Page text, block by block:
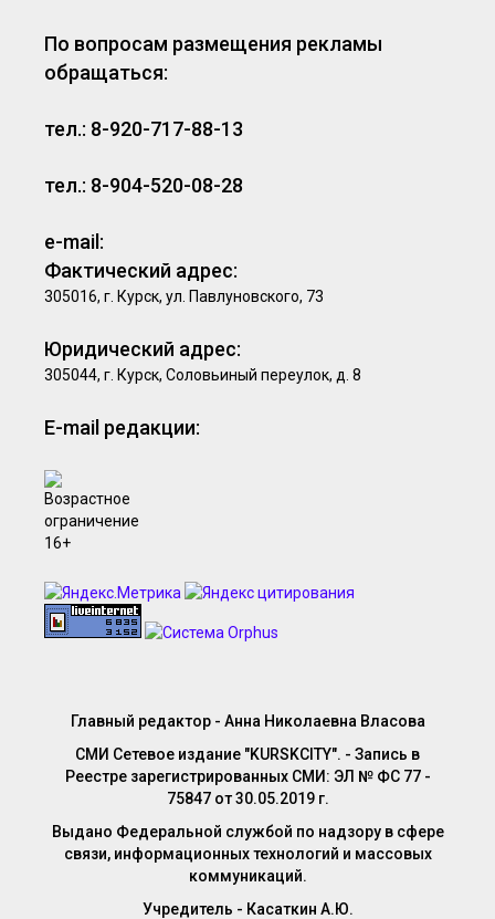
По вопросам размещения рекламы
обращаться:
тел.: 8-920-717-88-13
тел.: 8-904-520-08-28
e-mail:
Фактический адрес:
305016, г. Курск, ул. Павлуновского, 73
Юридический адрес:
305044, г. Курск, Соловьиный переулок, д. 8
E-mail редакции:
Главный редактор - Анна Николаевна Власова
СМИ Сетевое издание "KURSKCITY". - Запись в
Реестре зарегистрированных СМИ: ЭЛ № ФС 77 -
75847 от 30.05.2019 г.
Выдано Федеральной службой по надзору в сфере
связи, информационных технологий и массовых
коммуникаций.
Учредитель - Касаткин А.Ю.